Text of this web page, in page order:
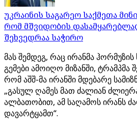
უკრაინის საგარეო საქმეთა
რომ მშვიდობის
შეხვედრაა საჭირო
მას შემდეგ, რაც ირანმა
გემები ამოიღო მიზანში, ტრამპმა
რომ აშშ-მა ირანში მდებარე
„გასულ ღამეს მათ ძალიან
ალბათობით, ამ საღამოს ირანს
დავარტყამთ“.